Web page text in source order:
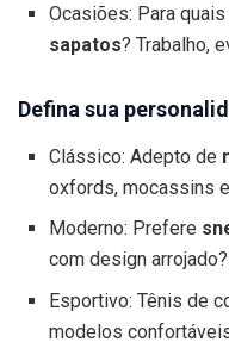
Ocasiões: Para
sapatos? Trabalho,
Defina sua
Clássico: Adepto de
oxfords, mocassins
Moderno: Prefere
com design arrojado?
Esportivo: Tênis de
modelos